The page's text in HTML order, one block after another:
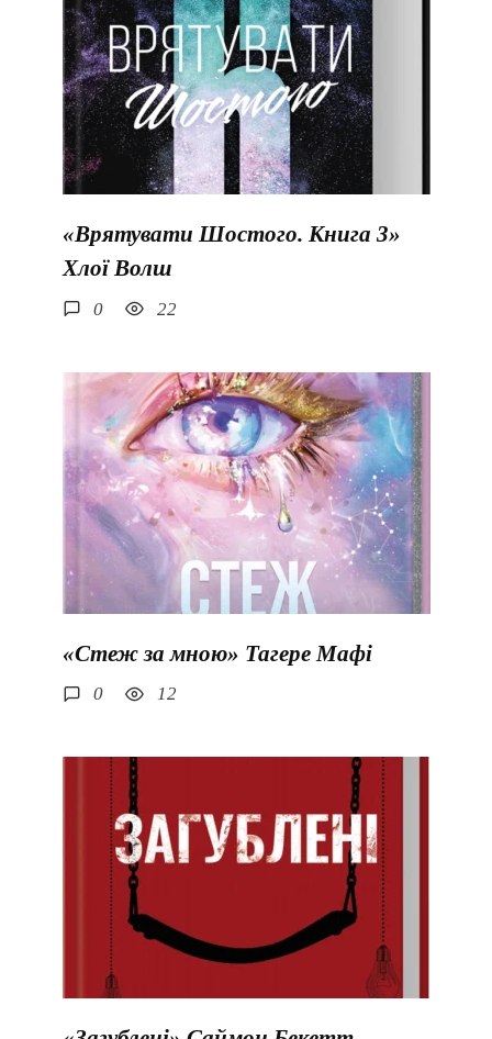
«Врятувати Шостого. Книга 3»
Хлої Волш
0 22
«Стеж за мною» Тагере Мафі
0 12